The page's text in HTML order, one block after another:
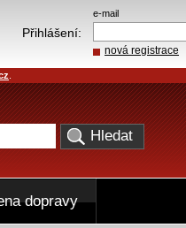
e-mail
Přihlášení:
nová registrace
dopravy